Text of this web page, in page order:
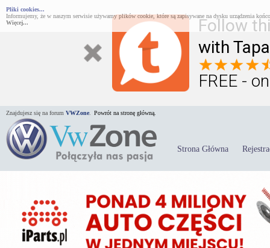
Follow
with
FREE -
Pliki cookies...
Informujemy, że w naszym serwisie używamy plików cookie, które są zapisywane na dysku urządzenia
Więcej...
Znajdujesz się na forum VWZone Powrót na stronę główną.
Strona Główna